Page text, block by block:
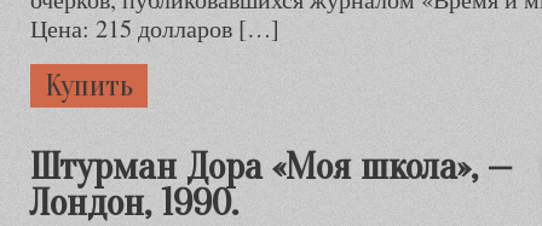
Цена: 215 долларов […]
Купить
Штурман Дора «Моя школа», —
Лондон, 1990.